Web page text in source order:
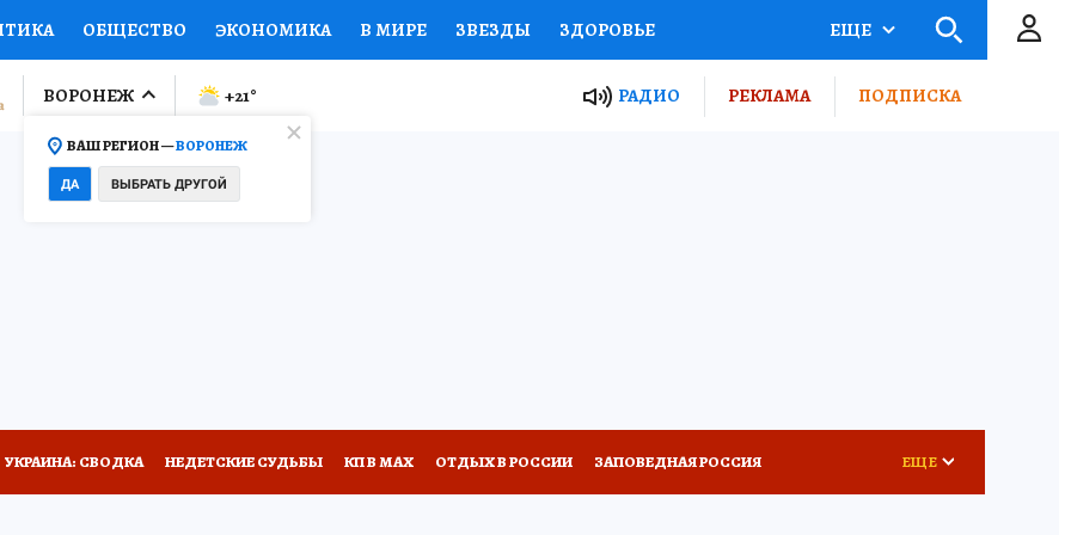
ОБЩЕСТВО ЭКОНОМИКА В МИРЕ ЗВЕЗДЫ ЗДОРОВЬЕ
ПРОИСШЕСТВИЯ НАЦИОНАЛЬНЫЕ ПРОЕКТЫ РОССИИ
ОТКРЫВАЕМ МИР Я ЗНАЮ
ПРОМОКОДЫ СЕРИАЛЫ
ЕЩЕ
ВОРОНЕЖ
ВАШ РЕГИОН —ВОРОНЕЖ
ДА ВЫБРАТЬ ДРУГОЙ
+21° РАДИО РЕКЛАМА ПОДПИСКА
УКРАИНА: СВОДКА НЕДЕТСКИЕ СУДЬБЫ КП В МАХ ОТДЫХ В РОССИИ ЗАПОВЕДНАЯ РОССИЯ ЕЩЕ